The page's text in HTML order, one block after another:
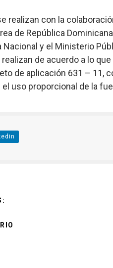
realizan con la
de República
Nacional y el Ministerio
de acuerdo a lo que
de aplicación 631 – 11,
uso proporcional de la